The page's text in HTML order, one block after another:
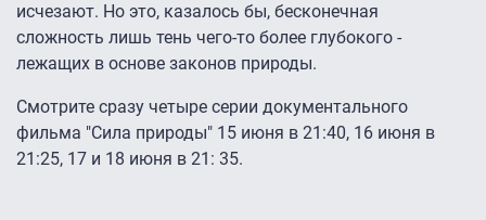
исчезают. Но это, казалось бы, бесконечная
сложность лишь тень чего-то более глубокого -
лежащих в основе законов природы.
Смотрите сразу четыре серии документального
фильма "Сила природы" 15 июня в 21:40, 16 июня в
21:25, 17 и 18 июня в 21: 35.